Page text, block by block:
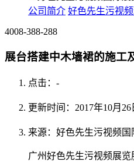
公司简介 好色先生污视
4008-388-288
展台搭建中木墙裙的施工
点击： -
更新时间：2017年10月26
来源：好色先生污视频国
广州好色先生污视频展